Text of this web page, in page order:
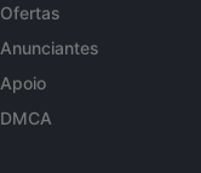
Ofertas
Anunciantes
Apoio
DMCA